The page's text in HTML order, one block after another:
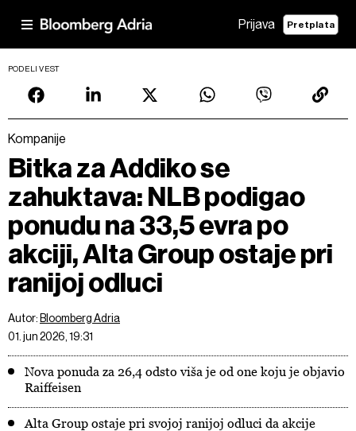
Prijava Pretplata
PODELI VEST
Kompanije
Bitka za Addiko se
zahuktava: NLB podigao
ponudu na 33,5 evra po
akciji, Alta Group ostaje pri
ranijoj odluci
Autor: Bloomberg Adria
01. jun 2026, 19:31
Nova ponuda za 26,4 odsto viša je od one koju je objavio
Raiffeisen
Alta Group ostaje pri svojoj ranijoj odluci da akcije